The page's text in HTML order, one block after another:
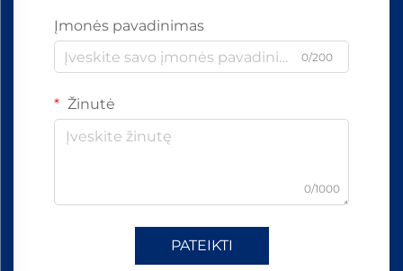
Įmonės pavadinimas
0/200
Žinutė
0/1000
PATEIKTI